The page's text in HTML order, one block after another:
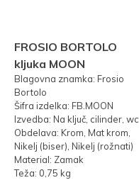
FROSIO BORTOLO
kljuka MOON
Blagovna znamka: Frosio
Bortolo
Šifra izdelka: FB.MOON
Izvedba: Na ključ, cilinder, wc
Obdelava: Krom, Mat krom,
Nikelj (biser), Nikelj (rožnati)
Material: Zamak
Teža: 0,75 kg